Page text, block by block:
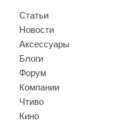
Статьи
Новости
Аксессуары
Блоги
Форум
Компании
Чтиво
Кино